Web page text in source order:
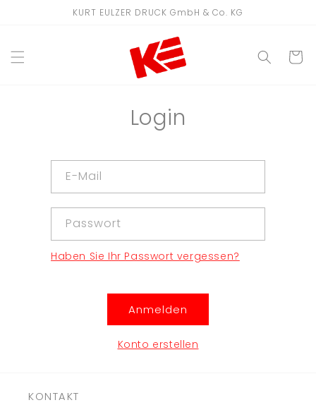
KURT EULZER DRUCK GmbH & Co. KG
Login
E-Mail
Passwort
Haben Sie Ihr Passwort vergessen?
Anmelden
Konto erstellen
KONTAKT